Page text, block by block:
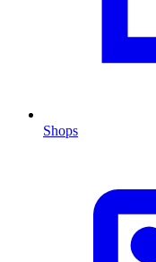
Shops